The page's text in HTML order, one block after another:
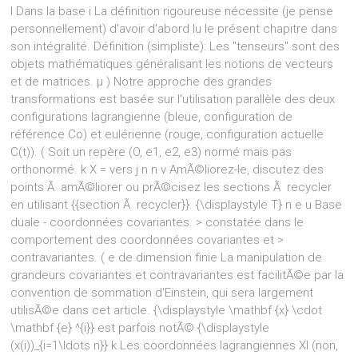
l Dans la base i La définition rigoureuse nécessite (je pense
personnellement) d'avoir d'abord lu le présent chapitre dans
son intégralité. Définition (simpliste): Les "tenseurs" sont des
objets mathématiques généralisant les notions de vecteurs
et de matrices. μ ) Notre approche des grandes
transformations est basée sur l'utilisation parallèle des deux
configurations lagrangienne (bleue, configuration de
référence Co) et eulérienne (rouge, configuration actuelle
C(t)). ( Soit un repère (O, e1, e2, e3) normé mais pas
orthonormé. k X = vers j n n ν AmÃ©liorez-le, discutez des
points Ã amÃ©liorer ou prÃ©cisez les sections Ã recycler
en utilisant {{section Ã recycler}}. {\displaystyle T} n e u Base
duale - coordonnées covariantes. > constatée dans le
comportement des coordonnées covariantes et >
contravariantes. ( e de dimension finie La manipulation de
grandeurs covariantes et contravariantes est facilitÃ©e par la
convention de sommation d'Einstein, qui sera largement
utilisÃ©e dans cet article. {\displaystyle \mathbf {x} \cdot
\mathbf {e} ^{i}} est parfois notÃ© {\displaystyle
(x(i))_{i=1\ldots n}} k Les coordonnées lagrangiennes XI (non,